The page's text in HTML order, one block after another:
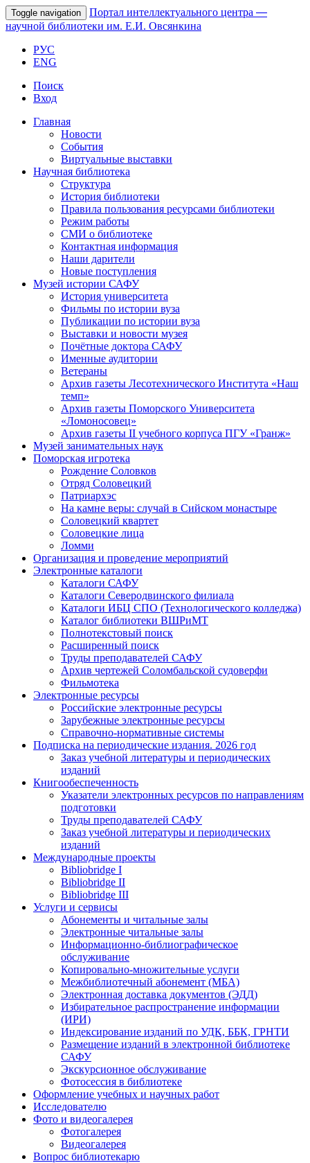
Toggle navigation Портал интеллектуального центра —
научной библиотеки им. Е.И. Овсянкина
РУС
ENG
Поиск
Вход
Главная
Новости
События
Виртуальные выставки
Научная библиотека
Структура
История библиотеки
Правила пользования ресурсами библиотеки
Режим работы
СМИ о библиотеке
Контактная информация
Наши дарители
Новые поступления
Музей истории САФУ
История университета
Фильмы по истории вуза
Публикации по истории вуза
Выставки и новости музея
Почётные доктора САФУ
Именные аудитории
Ветераны
Архив газеты Лесотехнического Института «Наш
темп»
Архив газеты Поморского Университета
«Ломоносовец»
Архив газеты II учебного корпуса ПГУ «Гранж»
Музей занимательных наук
Поморская игротека
Рождение Соловков
Отряд Соловецкий
Патриархэс
На камне веры: случай в Сийском монастыре
Соловецкий квартет
Соловецкие лица
Ломми
Организация и проведение мероприятий
Электронные каталоги
Каталоги САФУ
Каталоги Северодвинского филиала
Каталоги ИБЦ СПО (Технологического колледжа)
Каталог библиотеки ВШРиМТ
Полнотекстовый поиск
Расширенный поиск
Труды преподавателей САФУ
Архив чертежей Соломбальской судоверфи
Фильмотека
Электронные ресурсы
Российские электронные ресурсы
Зарубежные электронные ресурсы
Справочно-нормативные системы
Подписка на периодические издания. 2026 год
Заказ учебной литературы и периодических
изданий
Книгообеспеченность
Указатели электронных ресурсов по направлениям
подготовки
Труды преподавателей САФУ
Заказ учебной литературы и периодических
изданий
Международные проекты
Bibliobridge I
Bibliobridge II
Bibliobridge III
Услуги и сервисы
Абонементы и читальные залы
Электронные читальные залы
Информационно-библиографическое
обслуживание
Копировально-множительные услуги
Межбиблиотечный абонемент (МБА)
Электронная доставка документов (ЭДД)
Избирательное распространение информации
(ИРИ)
Индексирование изданий по УДК, ББК, ГРНТИ
Размещение изданий в электронной библиотеке
САФУ
Экскурсионное обслуживание
Фотосессия в библиотеке
Оформление учебных и научных работ
Исследователю
Фото и видеогалерея
Фотогалерея
Видеогалерея
Вопрос библиотекарю